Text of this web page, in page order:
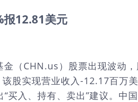
报12.81美元
（CHN.us）股票出现波动
股实现营业收入-12.17百
买入、持有、卖出”建议。中